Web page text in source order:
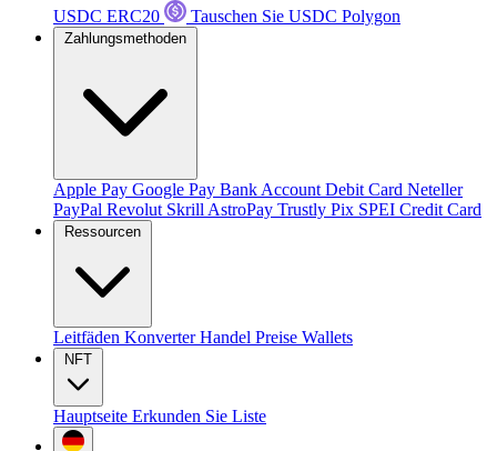
USDC ERC20
Tauschen Sie USDC Polygon
Zahlungsmethoden
Apple Pay Google Pay Bank Account Debit Card Neteller
PayPal Revolut Skrill AstroPay Trustly Pix SPEI Credit Card
Ressourcen
Leitfäden KonverterHandel Preise Wallets
NFT
Hauptseite Erkunden Sie Liste